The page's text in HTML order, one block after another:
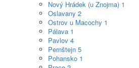
Nový Hrádek (u Znojma) 1
Oslavany 2
Ostrov u Macochy 1
Pálava 1
Pavlov 4
Pernštejn 5
Pohansko 1